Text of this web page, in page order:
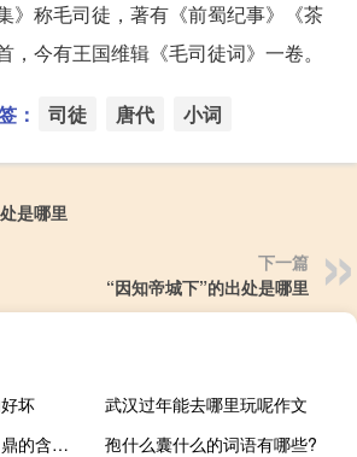
》称毛司徒，著有《前蜀纪事》《茶
，今有王国维辑《毛司徒词》一卷。
： 司徒 唐代 小词
是哪里
下一篇
“因知帝城下”的出处是哪里
坏
武汉过年能去哪里玩呢作文
九州和九鼎的含义（鼎的含义）
孢什么囊什么的词语有哪些?